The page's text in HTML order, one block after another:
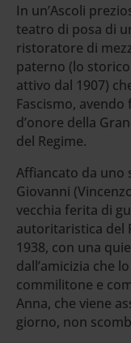
In un’Ascoli
teatro di posa di
ristoratore di
paterno (lo
attivo dal 1907)
Fascismo,
d’onore della
del Regime.
Affiancato da uno
Giovanni
vecchia ferita di
autoritaristica del
1938, con una
dall’amicizia che
commilitone e
Anna, che viene
giorno, non